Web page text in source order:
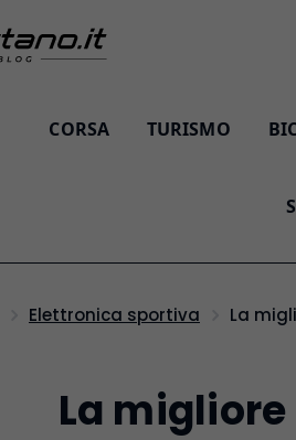
CORSA TURISMO
Elettronica sportiva La
La